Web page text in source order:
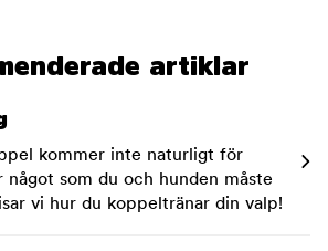
artiklar
kommer inte naturligt för
något som du och hunden måste
vi hur du koppeltränar din valp!